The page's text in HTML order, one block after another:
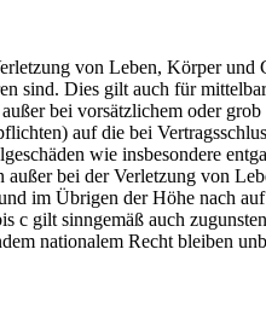
von Leben, Körper
sind. Dies gilt auch für
bei vorsätzlichem oder
auf die bei
wie insbesondere
bei der Verletzung von
im Übrigen der Höhe nach
c gilt sinngemäß auch
nationalem Recht bleiben